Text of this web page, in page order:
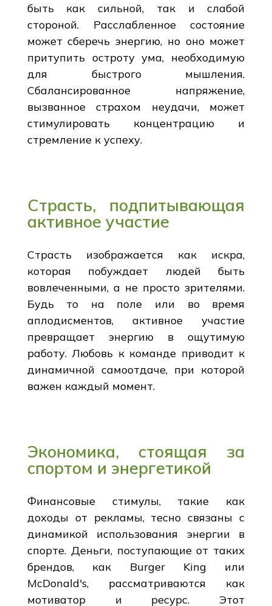
быть как сильной, так и слабой
стороной. Расслабленное состояние
может сберечь энергию, но оно может
притупить остроту ума, необходимую
для быстрого мышления.
Сбалансированное напряжение,
вызванное страхом неудачи, может
стимулировать концентрацию и
стремление к успеху.
Страсть, подпитывающая
активное участие
Страсть изображается как искра,
которая побуждает людей быть
вовлеченными, а не просто зрителями.
Будь то на поле или во время
аплодисментов, активное участие
превращает энергию в ощутимую
работу. Любовь к команде приводит к
динамичной самоотдаче, при которой
важен каждый момент.
Экономика, стоящая за
спортом и энергетикой
Финансовые стимулы, такие как
доходы от рекламы, тесно связаны с
динамикой использования энергии в
спорте. Деньги, поступающие от таких
брендов, как Burger King или
McDonald's, рассматриваются как
мотиватор и ресурс. Этот